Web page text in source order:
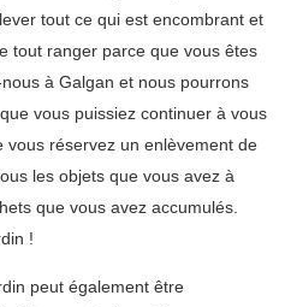
tout ce qui est encombrant et
tout ranger parce que vous êtes
à Galgan et nous pourrons
vous puissiez continuer à vous
réservez un enlèvement de
les objets que vous avez à
que vous avez accumulés.
!
peut également être